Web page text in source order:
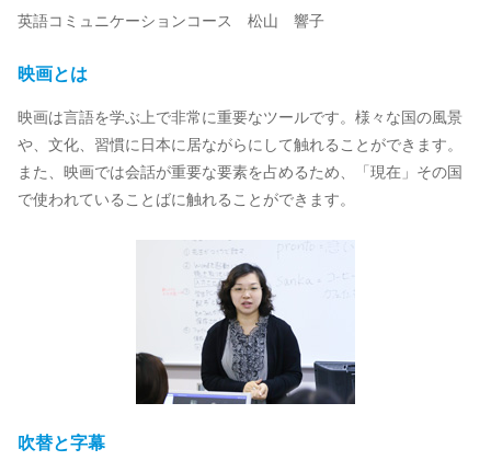
英語コミュニケーションコース 松山 響子
映画とは
映画は言語を学ぶ上で非常に重要なツールです。様々な国の風景
や、文化、習慣に日本に居ながらにして触れることができます。
また、映画では会話が重要な要素を占めるため、「現在」その国
で使われていることばに触れることができます。
吹替と字幕